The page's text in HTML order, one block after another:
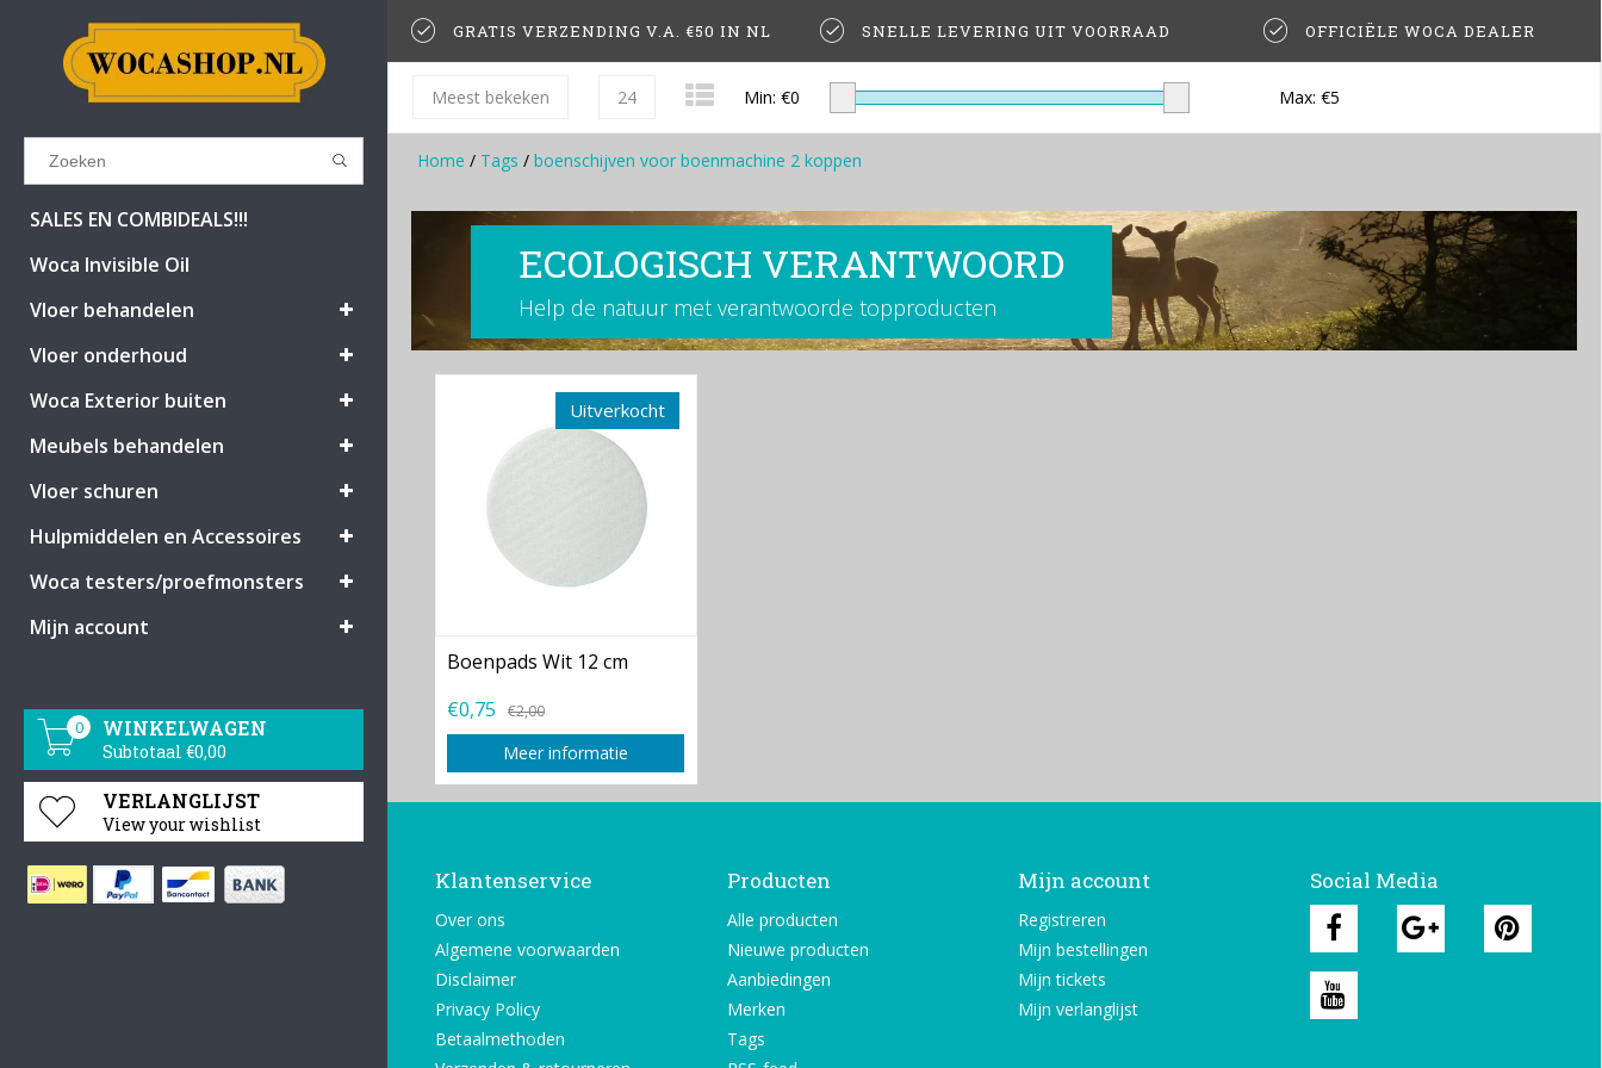
Results found
BEKIJK ALLE RESULTATEN
GA TERUG
SALES EN COMBIDEALS!!!
Woca Invisible Oil
Vloer behandelen
Vloer onderhoud
Woca Exterior buiten
Meubels behandelen
Vloer schuren
Hulpmiddelen en Accessoires
Woca testers/proefmonsters
Mijn account
0 WINKELWAGEN
Subtotaal €0,00
VERLANGLIJST
View your wishlist
GRATIS VERZENDING V.A. €50 IN NL SNELLE LEVERING UIT VOORRAAD OFFICIËLE WOCA DEALER
Meest bekeken 24 Min: €0 Max: €5
Home / Tags / boenschijven voor boenmachine 2 koppen
ECOLOGISCH VERANTWOORD
Help de natuur met verantwoorde topproducten
-63%
Uitverkocht
Boenpads Wit 12 cm
€0,75
€2,00
Meer informatie
Klantenservice
Over ons
Algemene voorwaarden
Disclaimer
Privacy Policy
Betaalmethoden
Producten
Alle producten
Nieuwe producten
Aanbiedingen
Merken
Tags
Mijn account
Registreren
Mijn bestellingen
Mijn tickets
Mijn verlanglijst
Social Media